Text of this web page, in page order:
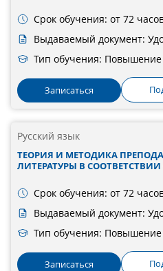
Срок обучения: от 72
Выдаваемый документ:
Тип обучения:
Записаться
Русский язык
ТЕОРИЯ И МЕТОДИКА
ЛИТЕРАТУРЫ В СООТВЕТСТВИИ
Срок обучения: от 72
Выдаваемый документ:
Тип обучения:
Записаться